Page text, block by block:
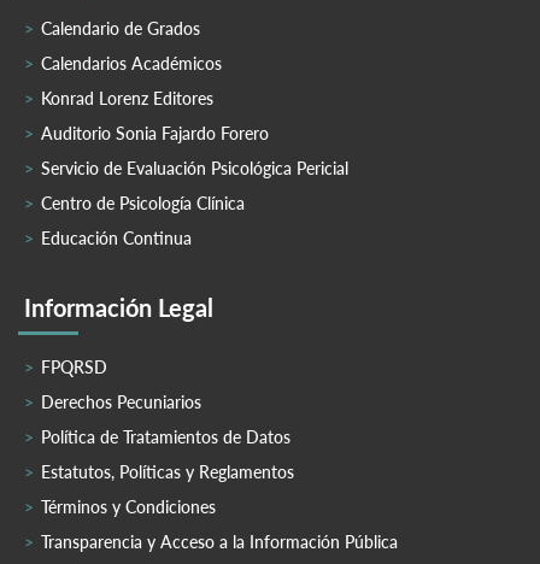
Calendario de Grados
Calendarios Académicos
Konrad Lorenz Editores
Auditorio Sonia Fajardo Forero
Servicio de Evaluación Psicológica Pericial
Centro de Psicología Clínica
Educación Continua
Información Legal
FPQRSD
Derechos Pecuniarios
Política de Tratamientos de Datos
Estatutos, Políticas y Reglamentos
Términos y Condiciones
Transparencia y Acceso a la Información Pública